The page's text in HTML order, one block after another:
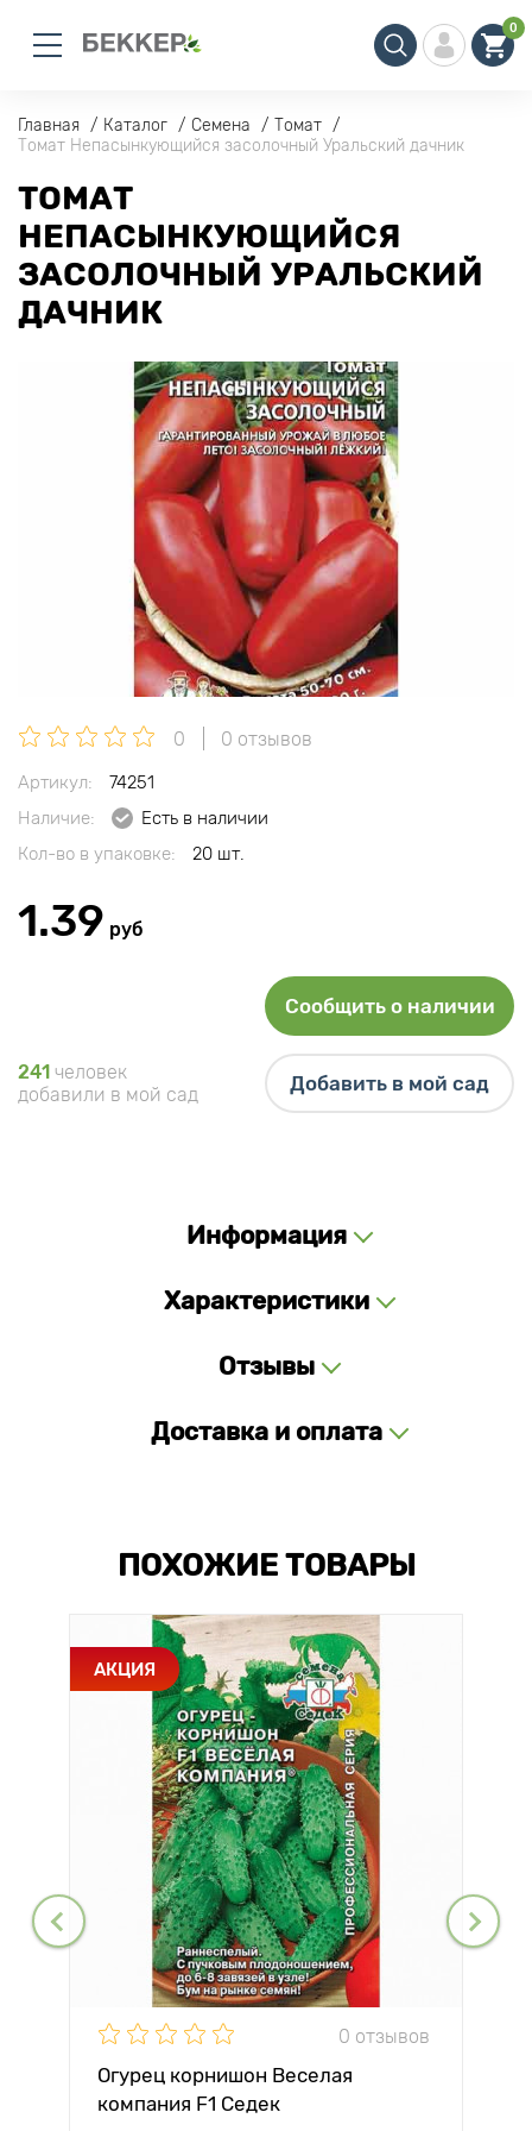
0
Главная Каталог Семена
Томат
Томат Непасынкующийся засолочный Уральский дачник
ТОМАТ
НЕПАСЫНКУЮЩИЙСЯ
ЗАСОЛОЧНЫЙ УРАЛЬСКИЙ
ДАЧНИК
0 0 отзывов
Артикул:
74251
Наличие:
Есть в наличии
Кол-во в упаковке:
20 шт.
1.39 руб
Сообщить о наличии
241 человек
добавили в мой сад
Добавить в мой сад
Информация
Характеристики
Отзывы
Доставка и оплата
ПОХОЖИЕ ТОВАРЫ
АКЦИЯ
0 отзывов
Огурец корнишон Веселая
компания F1 Седек